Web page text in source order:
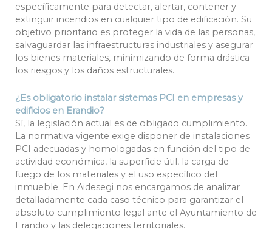
específicamente para detectar, alertar, contener y
extinguir incendios en cualquier tipo de edificación. Su
objetivo prioritario es proteger la vida de las personas,
salvaguardar las infraestructuras industriales y asegurar
los bienes materiales, minimizando de forma drástica
los riesgos y los daños estructurales.
¿Es obligatorio instalar sistemas PCI en empresas y
edificios en Erandio?
Sí, la legislación actual es de obligado cumplimiento.
La normativa vigente exige disponer de instalaciones
PCI adecuadas y homologadas en función del tipo de
actividad económica, la superficie útil, la carga de
fuego de los materiales y el uso específico del
inmueble. En Aidesegi nos encargamos de analizar
detalladamente cada caso técnico para garantizar el
absoluto cumplimiento legal ante el Ayuntamiento de
Erandio y las delegaciones territoriales.